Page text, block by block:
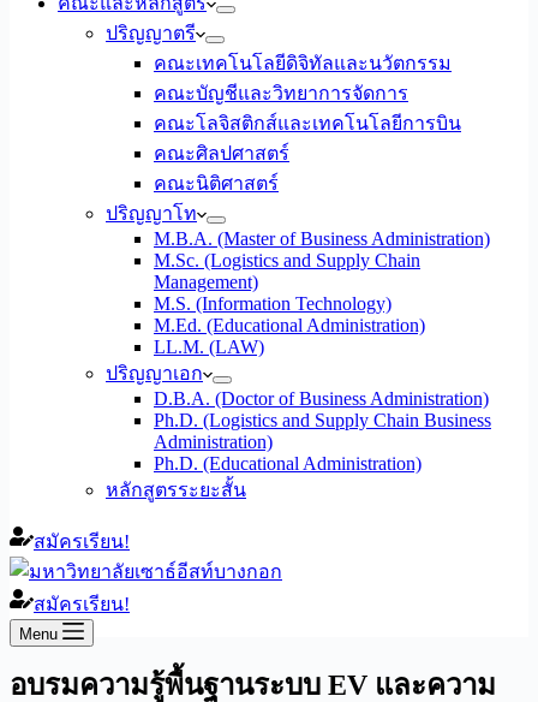
ปริญญาตรี
คณะเทคโนโลยีดิจิทัลและนวัตกรรม
คณะบัญชีและวิทยาการจัดการ
คณะโลจิสติกส์และเทคโนโลยีการบิน
คณะศิลปศาสตร์
คณะนิติศาสตร์
ปริญญาโท
M.B.A. (Master of Business Administration)
M.Sc. (Logistics and Supply Chain
Management)
M.S. (Information Technology)
M.Ed. (Educational Administration)
LL.M. (LAW)
ปริญญาเอก
D.B.A. (Doctor of Business Administration)
Ph.D. (Logistics and Supply Chain Business
Administration)
Ph.D. (Educational Administration)
หลักสูตรระยะสั้น
สมัครเรียน!
สมัครเรียน!
Menu
อบรมความรู้พื้นฐานระบบ EV และความ